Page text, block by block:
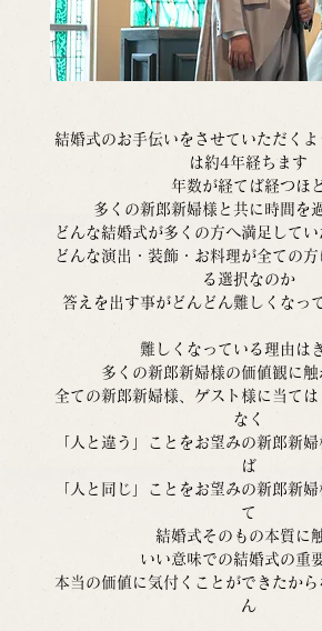
結婚式のお手伝いをさせていただく
は約4年経ちます
年数が経てば経つほ
多くの新郎新婦様と共に時間を
どんな結婚式が多くの方へ満足して
どんな演出・装飾・お料理が全ての
る選択なのか
答えを出す事がどんどん難しくなっ
難しくなっている理由は
多くの新郎新婦様の価値観に
全ての新郎新婦様、ゲスト様に当て
なく
「人と違う」ことをお望みの新郎新
ば
「人と同じ」ことをお望みの新郎新
て
結婚式そのもの本質に
いい意味での結婚式の重
本当の価値に気付くことができたか
ん